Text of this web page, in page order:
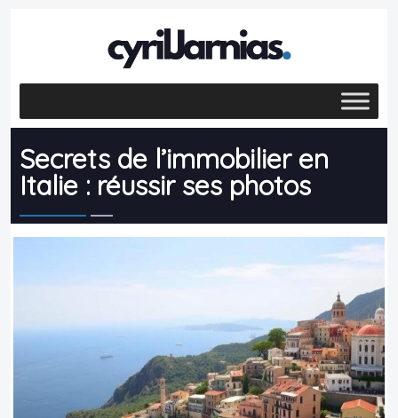
Secrets de l’immobilier en
Italie : réussir ses photos